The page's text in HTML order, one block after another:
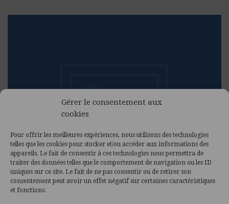
Gérer le consentement aux
cookies
Pour offrir les meilleures expériences, nous utilisons des technologies
telles que les cookies pour stocker et/ou accéder aux informations des
appareils. Le fait de consentir à ces technologies nous permettra de
traiter des données telles que le comportement de navigation ou les ID
uniques sur ce site. Le fait de ne pas consentir ou de retirer son
consentement peut avoir un effet négatif sur certaines caractéristiques
et fonctions.